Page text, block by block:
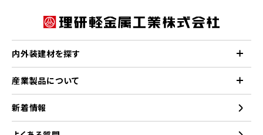
内外装建材を探す
産業製品について
新着情報